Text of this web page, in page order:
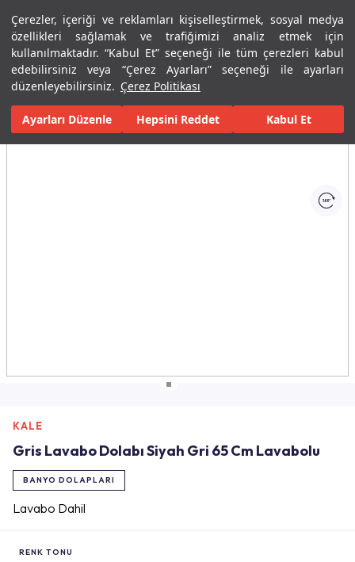
Çerezler, içeriği ve reklamları kişiselleştirmek, sosyal medya
özellikleri sağlamak ve trafiğimizi analiz etmek için
kullanılmaktadır. “Kabul Et” seçeneği ile tüm çerezleri kabul
edebilirsiniz veya “Çerez Ayarları” seçeneği ile ayarları
düzenleyebilirsiniz. Çerez Politikası
Ayarları Düzenle Hepsini Reddet Kabul Et
Menü Menü
Ana Sayfa Banyolar Banyo Mobilyaları Banyo Dolapları
Tüm Görseller(1)
KALE
Gris Lavabo Dolabı Siyah Gri 65 Cm Lavabolu
BANYO DOLAPLARI
Lavabo Dahil
RENK TONU